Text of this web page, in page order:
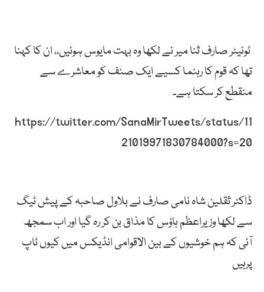
ٹوئیٹرصارفثنامیرنےلکھاوہبہتمایوسہوئیں،،انکاکہنا
تھاکہقومکارہنماکسیےایکصنفکومعاشرےسے
منقطعکرسکتاہے۔
https://twitter.com/SanaMirTweets/status/11
21019971830784000?s=20
ڈاکٹرثقلینشاہنامیصارفنےبلاولصاحبہکےپیشٹیگ
سےلکھاوزیراعظمہاؤسکامذاقبنکررہگیااورابسمجھ
آئیکہہمخوشیوںکےبینالاقوامیانڈیکسمیںکیوںٹاپ
پرہیں